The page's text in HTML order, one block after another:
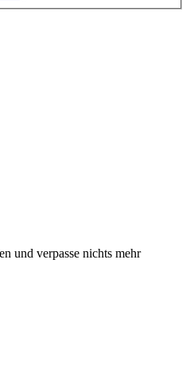
und verpasse nichts mehr